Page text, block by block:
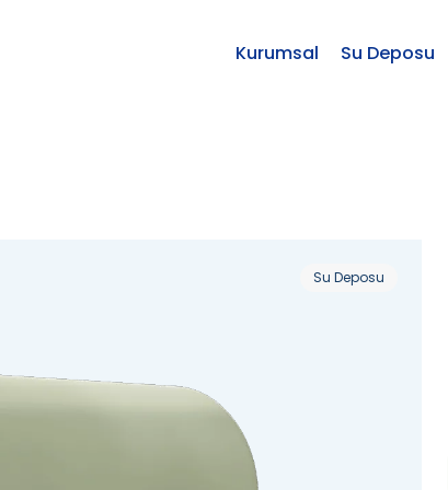
Kurumsal Su Deposu
Su Deposu